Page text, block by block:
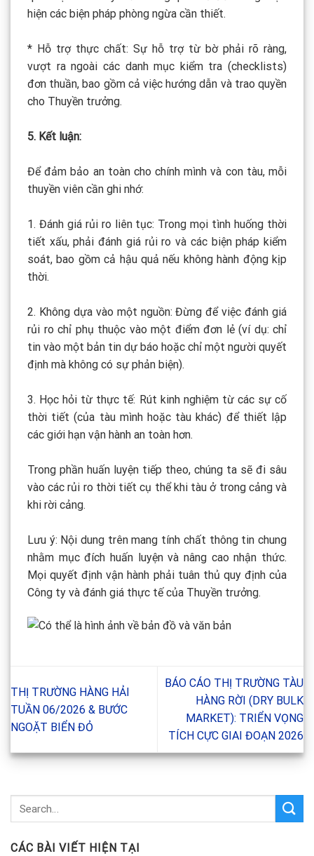
hiện các biện pháp phòng ngừa cần thiết.
* Hỗ trợ thực chất: Sự hỗ trợ từ bờ phải rõ ràng,
vượt ra ngoài các danh mục kiểm tra (checklists)
đơn thuần, bao gồm cả việc hướng dẫn và trao quyền
cho Thuyền trưởng.
5. Kết luận:
Để đảm bảo an toàn cho chính mình và con tàu, mỗi
thuyền viên cần ghi nhớ:
1. Đánh giá rủi ro liên tục: Trong mọi tình huống thời
tiết xấu, phải đánh giá rủi ro và các biện pháp kiểm
soát, bao gồm cả hậu quả nếu không hành động kịp
thời.
2. Không dựa vào một nguồn: Đừng để việc đánh giá
rủi ro chỉ phụ thuộc vào một điểm đơn lẻ (ví dụ: chỉ
tin vào một bản tin dự báo hoặc chỉ một người quyết
định mà không có sự phản biện).
3. Học hỏi từ thực tế: Rút kinh nghiệm từ các sự cố
thời tiết (của tàu mình hoặc tàu khác) để thiết lập
các giới hạn vận hành an toàn hơn.
Trong phần huấn luyện tiếp theo, chúng ta sẽ đi sâu
vào các rủi ro thời tiết cụ thể khi tàu ở trong cảng và
khi rời cảng.
Lưu ý: Nội dung trên mang tính chất thông tin chung
nhằm mục đích huấn luyện và nâng cao nhận thức.
Mọi quyết định vận hành phải tuân thủ quy định của
Công ty và đánh giá thực tế của Thuyền trưởng.
THỊ TRƯỜNG HÀNG HẢI
TUẦN 06/2026 & BƯỚC
NGOẶT BIỂN ĐỎ
BÁO CÁO THỊ TRƯỜNG TÀU
HÀNG RỜI (DRY BULK
MARKET): TRIỂN VỌNG
TÍCH CỰC GIAI ĐOẠN 2026
CÁC BÀI VIẾT HIỆN TẠI